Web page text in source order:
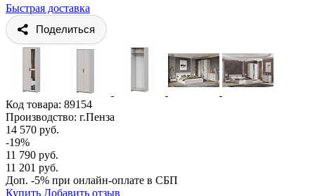
Быстрая доставка
Поделиться
Код товара: 89154
Производство: г.Пенза
14 570 руб.
-19%
11 790 руб.
11 201 руб.
Доп. -5% при онлайн-оплате в СБП
Купить Добавить отзыв